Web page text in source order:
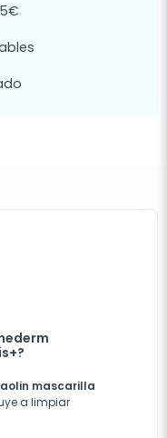
mascarilla
a limpiar